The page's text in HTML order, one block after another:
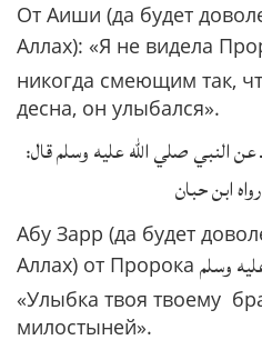
От Аиши (да будет
Аллах): «Я не видела
никогда смеющим так,
десна, он улыбался».
النبي صلي الله عليه وسلم قال:
ابن حبان
Абу Зарр (да будет
Аллах) от Пророка وسلم
«Улыбка твоя твоему
милостыней».